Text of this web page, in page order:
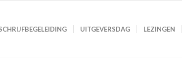
UITGEVERSDAG LEZINGEN